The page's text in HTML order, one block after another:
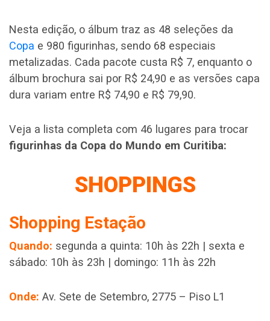
Nesta edição, o álbum traz as 48 seleções da
Copa e 980 figurinhas, sendo 68 especiais
metalizadas. Cada pacote custa R$ 7, enquanto o
álbum brochura sai por R$ 24,90 e as versões capa
dura variam entre R$ 74,90 e R$ 79,90.
Veja a lista completa com 46 lugares para trocar
figurinhas da Copa do Mundo em Curitiba:
SHOPPINGS
Shopping Estação
Quando: segunda a quinta: 10h às 22h | sexta e
sábado: 10h às 23h | domingo: 11h às 22h
Onde: Av. Sete de Setembro, 2775 – Piso L1